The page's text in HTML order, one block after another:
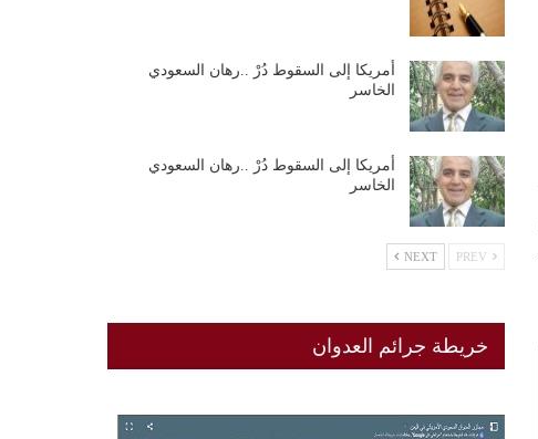
أمريكا إلى السقوط دُرْ ..رهان السعودي
الخاسر
أمريكا إلى السقوط دُرْ ..رهان السعودي
الخاسر
NEXT
خريطة جرائم العدوان